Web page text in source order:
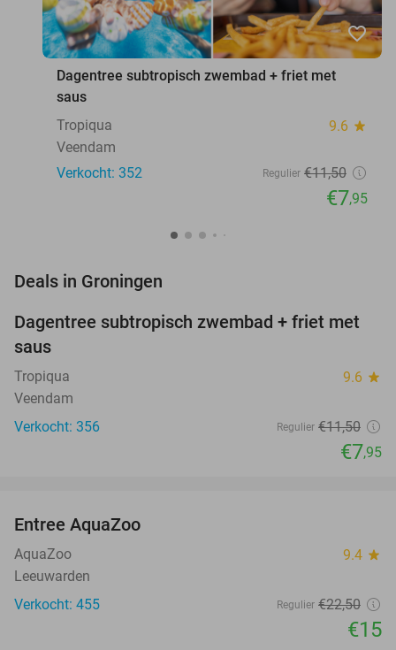
favorite_border
Dagentree subtropisch zwembad + friet met
saus
Tropiqua
9.6 star
Veendam
Verkocht: 352
Regulier €11,50
€7,95
Deals in Groningen
31%
NEW
TODAY
Dagentree subtropisch zwembad + friet met
saus
Tropiqua 9.6 star
Veendam
Verkocht: 356
Regulier €11,50
€7,95
TODAY
Entree AquaZoo
AquaZoo 9.4 star
Leeuwarden
Verkocht: 455
Regulier €22,50
€15